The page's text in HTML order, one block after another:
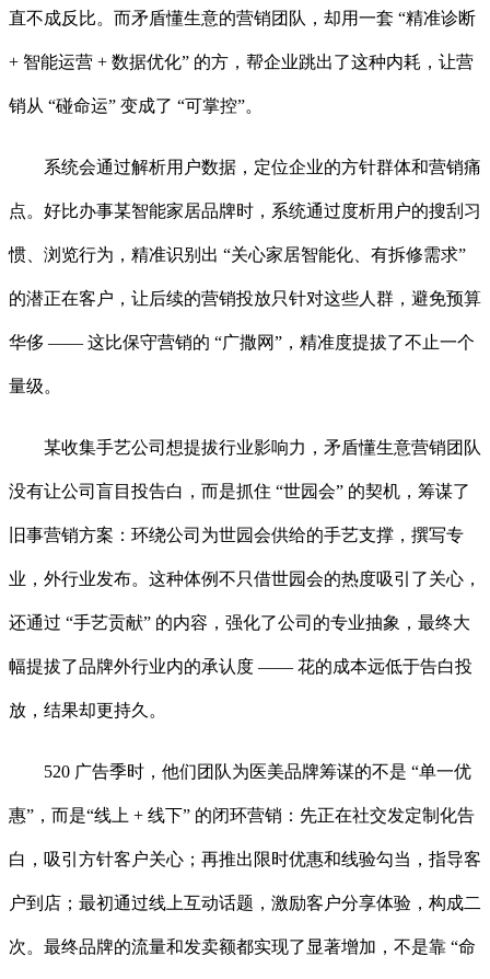
直不成反比。而矛盾懂生意的营销团队，却用一套 “精准诊断
+ 智能运营 + 数据优化” 的方，帮企业跳出了这种内耗，让营
销从 “碰命运” 变成了 “可掌控”。
系统会通过解析用户数据，定位企业的方针群体和营销痛
点。好比办事某智能家居品牌时，系统通过度析用户的搜刮习
惯、浏览行为，精准识别出 “关心家居智能化、有拆修需求”
的潜正在客户，让后续的营销投放只针对这些人群，避免预算
华侈 —— 这比保守营销的 “广撒网”，精准度提拔了不止一个
量级。
某收集手艺公司想提拔行业影响力，矛盾懂生意营销团队
没有让公司盲目投告白，而是抓住 “世园会” 的契机，筹谋了
旧事营销方案：环绕公司为世园会供给的手艺支撑，撰写专
业，外行业发布。这种体例不只借世园会的热度吸引了关心，
还通过 “手艺贡献” 的内容，强化了公司的专业抽象，最终大
幅提拔了品牌外行业内的承认度 —— 花的成本远低于告白投
放，结果却更持久。
520 广告季时，他们团队为医美品牌筹谋的不是 “单一优
惠”，而是“线上 + 线下” 的闭环营销：先正在社交发定制化告
白，吸引方针客户关心；再推出限时优惠和线验勾当，指导客
户到店；最初通过线上互动话题，激励客户分享体验，构成二
次。最终品牌的流量和发卖额都实现了显著增加，不是靠 “命